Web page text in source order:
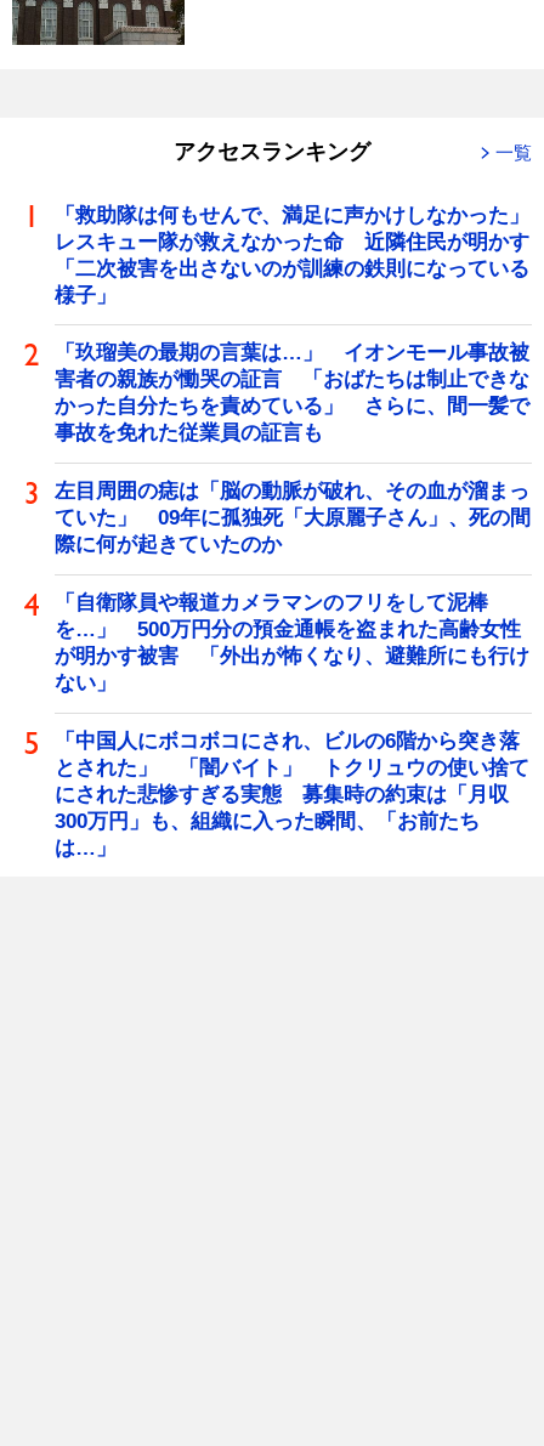
アクセスランキング 一覧
「救助隊は何もせんで、満足に声かけしなかった」
レスキュー隊が救えなかった命 近隣住民が明かす
「二次被害を出さないのが訓練の鉄則になっている
様子」
「玖瑠美の最期の言葉は…」 イオンモール事故被
害者の親族が慟哭の証言 「おばたちは制止できな
かった自分たちを責めている」 さらに、間一髪で
事故を免れた従業員の証言も
左目周囲の痣は「脳の動脈が破れ、その血が溜まっ
ていた」 09年に孤独死「大原麗子さん」、死の間
際に何が起きていたのか
「自衛隊員や報道カメラマンのフリをして泥棒
を…」 500万円分の預金通帳を盗まれた高齢女性
が明かす被害 「外出が怖くなり、避難所にも行け
ない」
「中国人にボコボコにされ、ビルの6階から突き落
とされた」 「闇バイト」 トクリュウの使い捨て
にされた悲惨すぎる実態 募集時の約束は「月収
300万円」も、組織に入った瞬間、「お前たち
は…」